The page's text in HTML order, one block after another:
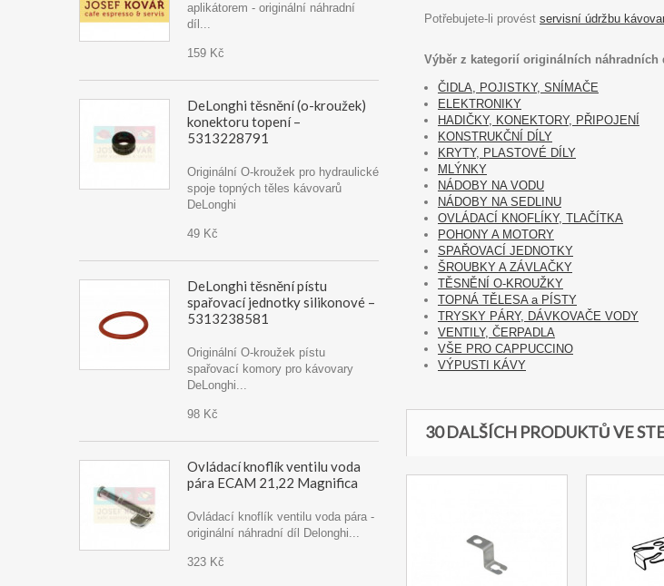
aplikátorem - originální náhradní
díl...
159 Kč
DeLonghi těsnění (o-kroužek)
konektoru topení –
5313228791
Originální O-kroužek pro hydraulické
spoje topných těles kávovarů
DeLonghi
49 Kč
DeLonghi těsnění pístu
spařovací jednotky silikonové –
5313238581
Originální O-kroužek pístu
spařovací komory pro kávovary
DeLonghi...
98 Kč
Ovládací knoflík ventilu voda
pára ECAM 21,22 Magnifica
Ovládací knoflík ventilu voda pára -
originální náhradní díl Delonghi...
323 Kč
Potřebujete-li provést servisní údržbu
Výběr z kategorií originálních náhradních
ČIDLA, POJISTKY, SNÍMAČE
ELEKTRONIKY
HADIČKY, KONEKTORY, PŘIPOJENÍ
KONSTRUKČNÍ DÍLY
KRYTY, PLASTOVÉ DÍLY
MLÝNKY
NÁDOBY NA VODU
NÁDOBY NA SEDLINU
OVLÁDACÍ KNOFLÍKY, TLAČÍTKA
POHONY A MOTORY
SPAŘOVACÍ JEDNOTKY
ŠROUBKY A ZÁVLAČKY
TĚSNĚNÍ O-KROUŽKY
TOPNÁ TĚLESA a PÍSTY
TRYSKY PÁRY, DÁVKOVAČE VODY
VENTILY, ČERPADLA
VŠE PRO CAPPUCCINO
VÝPUSTI KÁVY
30 DALŠÍCH PRODUKTŮ VE